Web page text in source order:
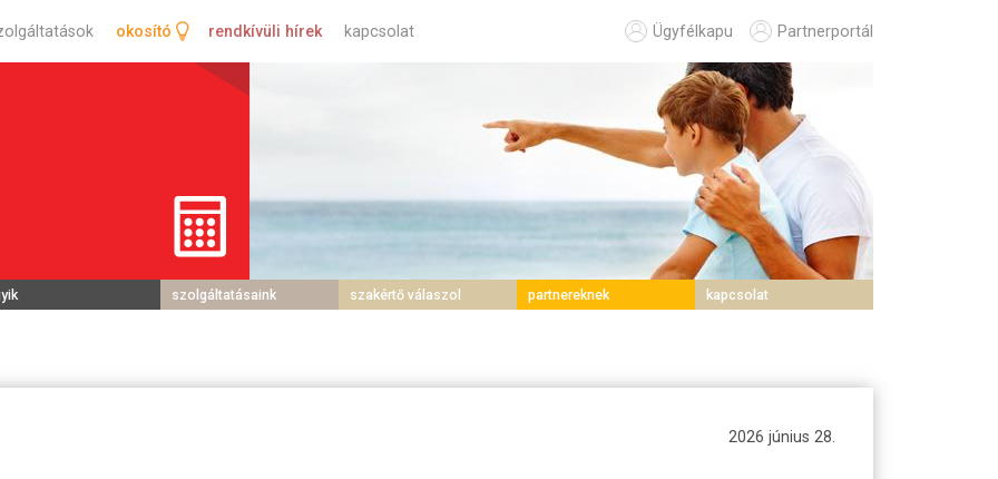
okosító rendkívüli hírek kapcsolat Partnerportál
Ügyfélkapu
szolgáltatásaink szakértő válaszol partnereknek kapcsolat
2026 június 28.